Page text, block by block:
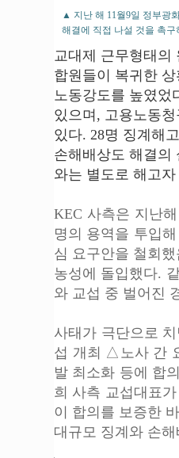
▲ 지난 해 11월9일 정부광
해결에 직접 나설 것을 촉
교대제 근무형태의
합원들이 복귀한
노동강도를 높였었
있으며, 고용노동
있다. 28명 징계해
손해배상도 해결의
와는 별도로 해고
KEC 사측은 지난
명의 용역을 투입
심 요구안을 철회
농성에 돌입했다.
와 교섭 중 벌어진
사태가 극단으로
섭 개최 △노사 간
발 최소화 등에 합
희 사측 교섭대표
이 합의를 보증한
대규모 징계와 손